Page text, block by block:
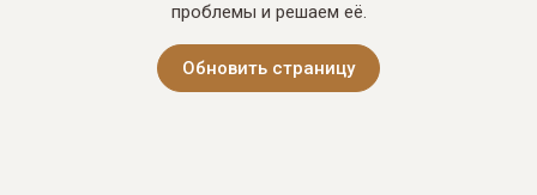
проблемы и решаем её.
Обновить страницу